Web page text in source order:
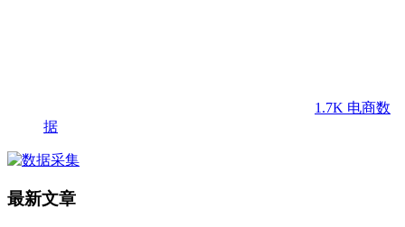
1.7K 电商数
据
最新文章